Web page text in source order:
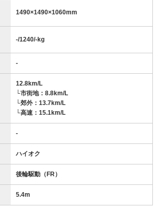
1490×1490×1060mm
-/1240/-kg
-
12.8km/L
└市街地：8.8km/L
└郊外：13.7km/L
└高速：15.1km/L
-
ハイオク
後輪駆動（FR）
5.4m